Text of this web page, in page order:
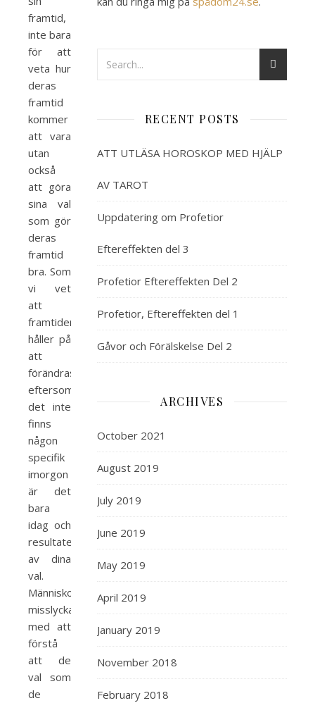
framtid,
inte bara
för att
veta hur
deras
framtid
kommer
att vara
utan
också
att göra
sina val
som gör
deras
framtid
bra. Som
vi vet
att
framtiden
håller på
att
förändras
eftersom
det inte
finns
någon
specifik
imorgon
är det
bara
idag och
resultatet
av dina
val.
Människor
misslyckas
med att
förstå
att de
val som
de
RECENT POSTS
ATT UTLÄSA HOROSKOP MED HJÄLP
AV TAROT
Uppdatering om Profetior
Eftereffekten del 3
Profetior Eftereffekten Del 2
Profetior, Eftereffekten del 1
Gåvor och Förälskelse Del 2
ARCHIVES
October 2021
August 2019
July 2019
June 2019
May 2019
April 2019
January 2019
November 2018
February 2018